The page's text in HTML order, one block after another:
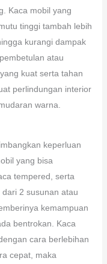
Kaca mobil yang
tinggi tambah lebih
kurangi dampak
atau
kuat serta tahan
perlindungan interior
warna.
keperluan
yang bisa
tempered, serta
2 susunan atau
kemampuan
bentrokan. Kaca
cara berlebihan
cepat, maka